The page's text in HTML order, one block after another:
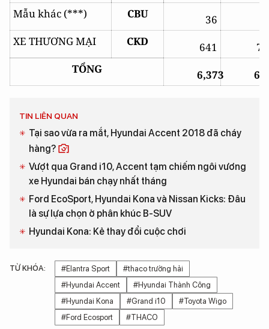
Mẫu khác (***)
CBU 36
XE THƯƠNG MẠI
CKD 641
TỔNG
6,373
TIN LIÊN QUAN
Tại sao vừa ra mắt, Hyundai Accent 2018 đã cháy
hàng?
Vượt qua Grand i10, Accent tạm chiếm ngôi vương
xe Hyundai bán chạy nhất tháng
Ford EcoSport, Hyundai Kona và Nissan Kicks: Đâu
là sự lựa chọn ở phân khúc B-SUV
Hyundai Kona: Kẻ thay đổi cuộc chơi
TỪ KHÓA: #Elantra Sport
#thaco trường hải
#Hyundai Accent
#Hyundai Thành Công
#Hyundai Kona
#Grand i10
#Toyota Wigo
#Ford Ecosport
#THACO